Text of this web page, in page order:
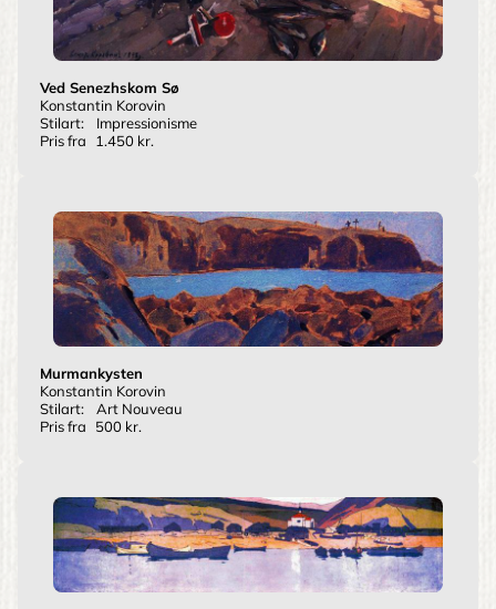
Ved Senezhskom Sø
Konstantin Korovin
Stilart:
Impressionisme
Pris fra
1.450 kr.
Murmankysten
Konstantin Korovin
Stilart:
Art Nouveau
Pris fra
500 kr.